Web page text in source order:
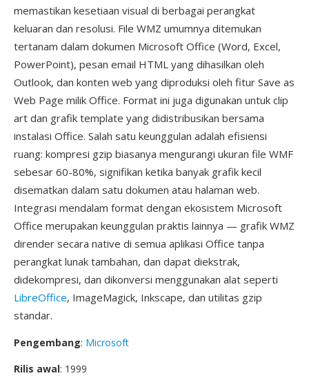
memastikan kesetiaan visual di berbagai perangkat
keluaran dan resolusi. File WMZ umumnya ditemukan
tertanam dalam dokumen Microsoft Office (Word, Excel,
PowerPoint), pesan email HTML yang dihasilkan oleh
Outlook, dan konten web yang diproduksi oleh fitur Save as
Web Page milik Office. Format ini juga digunakan untuk clip
art dan grafik template yang didistribusikan bersama
instalasi Office. Salah satu keunggulan adalah efisiensi
ruang: kompresi gzip biasanya mengurangi ukuran file WMF
sebesar 60-80%, signifikan ketika banyak grafik kecil
disematkan dalam satu dokumen atau halaman web.
Integrasi mendalam format dengan ekosistem Microsoft
Office merupakan keunggulan praktis lainnya — grafik WMZ
dirender secara native di semua aplikasi Office tanpa
perangkat lunak tambahan, dan dapat diekstrak,
didekompresi, dan dikonversi menggunakan alat seperti
LibreOffice, ImageMagick, Inkscape, dan utilitas gzip
standar.
Pengembang: Microsoft
Rilis awal: 1999